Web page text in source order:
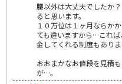
腰以外は大丈夫でしたか
ると思います。
１０万位は１ヶ月ならか
ても違いますから…これ
金してくれる制度もありま
おおまかなお値段を見積
が…。